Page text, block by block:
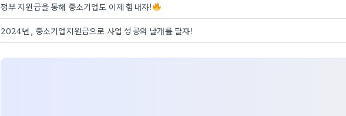
정부 지원금을 통해 중소기업도 이제 힘내자!
2024년, 중소기업지원금으로 사업 성공의 날개를 달자!